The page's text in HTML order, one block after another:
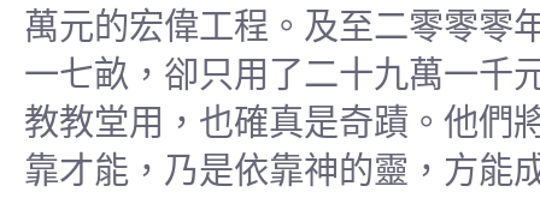
萬元的宏偉工程。及至二零零零
一七畝，卻只用了二十九萬一千
教教堂用，也確真是奇蹟。他們
靠才能，乃是依靠神的靈，方能